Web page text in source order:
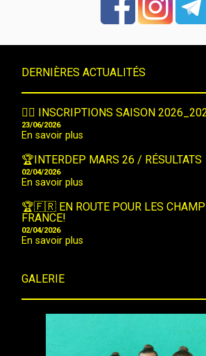
DERNIÈRES ACTUALITÉS
🤸‍♀️ INSCRIPTIONS SAISON
23/06/2026
En savoir plus
🏆INTERDEP MARS 26 / RÉSULTATS
02/04/2026
En savoir plus
🏆🇫🇷 EN ROUTE POUR LES
FRANCE!
02/04/2026
En savoir plus
GALERIE